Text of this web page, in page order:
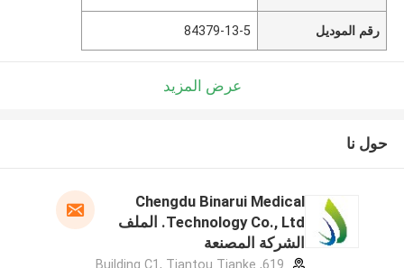
رقم الموديل 84379-13-5
عرض المزيد
حول نا
Chengdu Binarui Medical
Technology Co., Ltd. الملف
الشركة المصنعة
619, Building C1, Tiantou Tianke